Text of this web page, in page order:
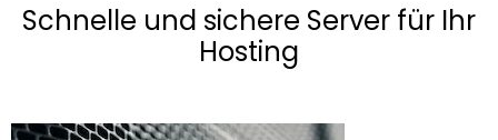
Schnelle und sichere Server für Ihr
Hosting